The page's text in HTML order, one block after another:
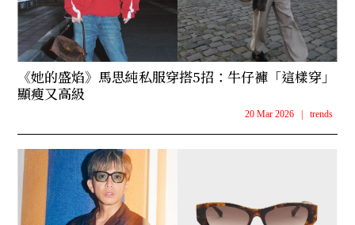
《她的盛焰》馬思純私服穿搭5招：牛仔褲「這樣穿」
顯瘦又高級
20 Mar 2026 trends